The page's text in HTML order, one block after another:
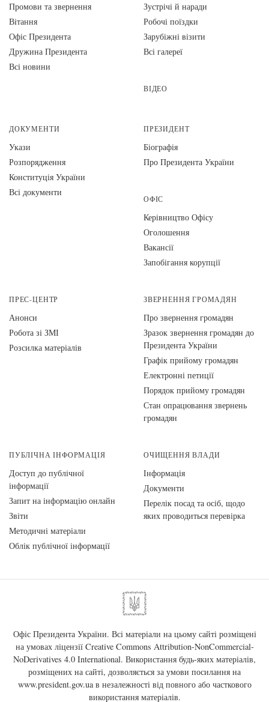
Промови та звернення
Вiтання
Офіс Президента
Дружина Президента
Всі новини
Зустрічі й наради
Робочі поїздки
Зарубіжні візити
Всі галереї
ВІДЕО
ДОКУМЕНТИ
Укази
Розпорядження
Конституція України
Всі документи
ПРЕЗИДЕНТ
Біографія
Про Президента України
ОФІС
Керівництво Офісу
Оголошення
Вакансії
Запобігання корупції
ПРЕС-ЦЕНТР
Анонси
Робота зі ЗМІ
Розсилка матеріалів
ЗВЕРНЕННЯ ГРОМАДЯН
Про звернення громадян
Зразок звернення громадян до
Президента України
Графік прийому громадян
Електронні петиції
Порядок прийому громадян
Стан опрацювання звернень
громадян
ПУБЛІЧНА ІНФОРМАЦІЯ
Доступ до публічної
інформації
Запит на інформацію онлайн
Звіти
Методичні матеріали
Облік публічної інформації
ОЧИЩЕННЯ ВЛАДИ
Інформація
Документи
Перелік посад та осіб, щодо
яких проводиться перевірка
Офіс Президента України. Всі матеріали на цьому сайті розміщені
на умовах ліцензії Creative Commons Attribution-NonCommercial-
NoDerivatives 4.0 International. Використання будь-яких матеріалів,
розміщених на сайті, дозволяється за умови посилання на
www.president.gov.uaв незалежності від повного або часткового
використання матеріалів.